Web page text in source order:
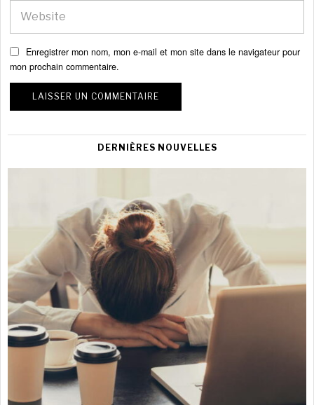
Enregistrer mon nom, mon e-mail et mon site dans le navigateur pour
mon prochain commentaire.
DERNIÈRES NOUVELLES